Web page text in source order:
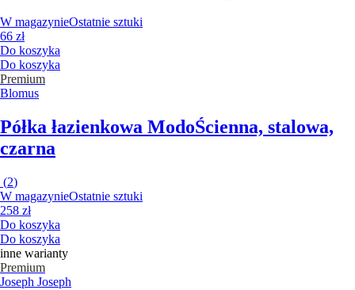
W magazynieOstatnie sztuki
66 zł
Do koszyka
Do koszyka
Premium
Blomus
Półka łazienkowa ModoŚcienna, stalowa,
czarna
(2)
W magazynieOstatnie sztuki
258 zł
Do koszyka
Do koszyka
inne warianty
Premium
Joseph Joseph